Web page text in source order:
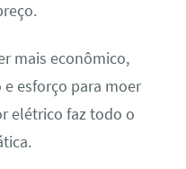
mais econômico,
esforço para moer
elétrico faz todo o